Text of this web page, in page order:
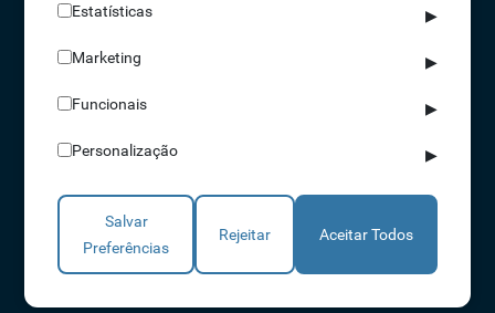
Livro de reclamações
Soluções
Acessos
Torniquetes
Parques Auto
Rondas e Serviços
Estatísticas ▶
Marketing ▶
Funcionais ▶
Personalização ▶
Salvar
Preferências
Rejeitar Aceitar Todos